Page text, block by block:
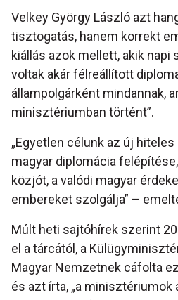
Velkey György László azt
tisztogatás, hanem korrekt
kiállás azok mellett, akik
voltak akár félreállított
állampolgárként mindannak,
minisztériumban történt”.
„Egyetlen célunk az új
magyar diplomácia
közjót, a valódi magyar
embereket szolgálja” –
Múlt heti sajtóhírek szerint
el a tárcától, a
Magyar Nemzetnek cáfolta
és azt írta, „a